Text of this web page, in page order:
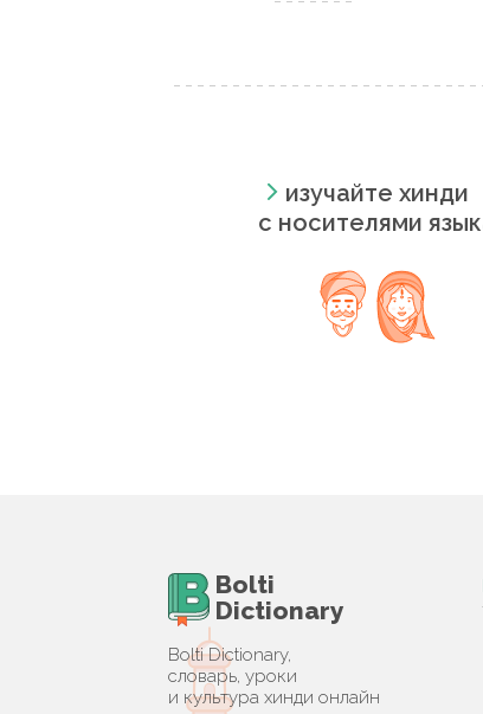
изучайте хинди
с носителями
Bolti
Dictionary
Bolti Dictionary,
словарь, уроки
и культура хинди онлайн